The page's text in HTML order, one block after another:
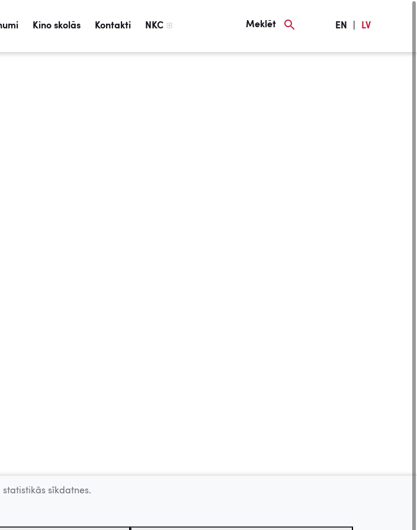
Kino skolās Kontakti NKC Meklēt EN LV
sīkdatnes.